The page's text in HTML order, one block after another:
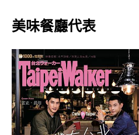
美味餐廳代表